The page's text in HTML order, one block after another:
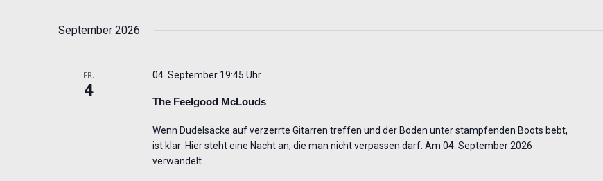
September 2026
FR.
4
The Feelgood McLouds
04. September 19:45 Uhr
Wenn Dudelsäcke auf verzerrte Gitarren treffen und der Boden unter stampfenden Boots bebt,
ist klar: Hier steht eine Nacht an, die man nicht verpassen darf. Am 04. September 2026
verwandelt…